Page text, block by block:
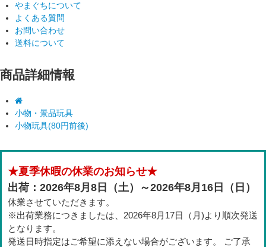
やまぐちについて
よくある質問
お問い合わせ
送料について
商品詳細情報
小物・景品玩具
小物玩具(80円前後)
★夏季休暇の休業のお知らせ★
出荷：2026年8月8日（土）～2026年8月16日（日）
休業させていただきます。
※出荷業務につきましたは、2026年8月17日（月)より順次発送
となります。
発送日時指定はご希望に添えない場合がございます。 ご了承